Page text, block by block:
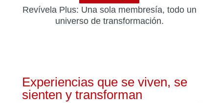
Revívela Plus: Una sola membresía, todo un
universo de transformación.
Experiencias que se viven, se
sienten y transforman